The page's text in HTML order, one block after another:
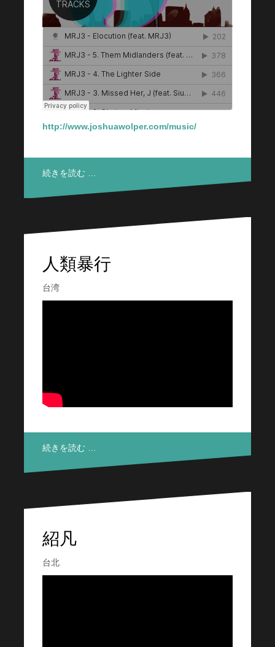
http://www.joshuawolper.com/music/
続きを読む …
人類暴行
台湾
続きを読む …
紹凡
台北